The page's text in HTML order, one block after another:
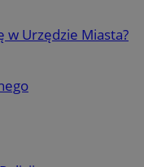
w Urzędzie Miasta?